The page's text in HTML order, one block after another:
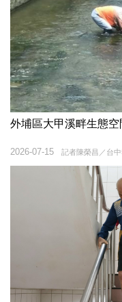
外埔區大甲溪畔生態
記者陳榮昌／台
2026-07-15